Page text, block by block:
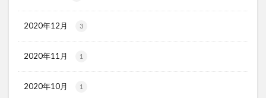
2020年12月 3
2020年11月 1
2020年10月 1